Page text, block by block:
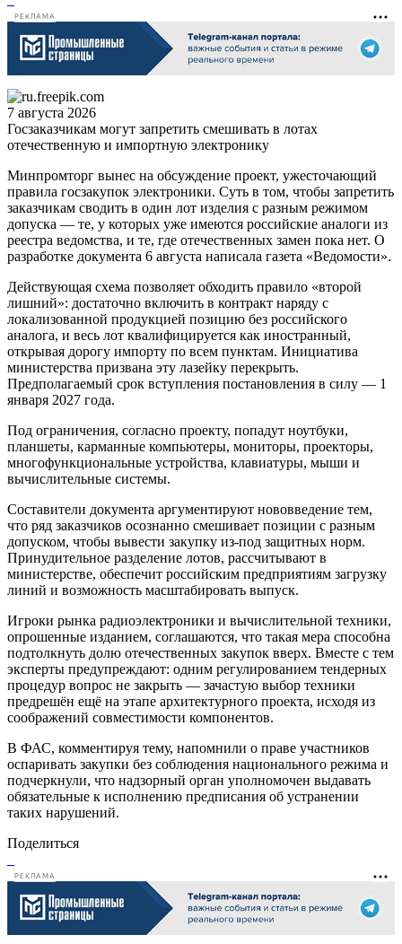
РЕКЛАМА
7 августа 2026
Госзаказчикам могут запретить смешивать в лотах
отечественную и импортную электронику
Минпромторг вынес на обсуждение проект, ужесточающий
правила госзакупок электроники. Суть в том, чтобы запретить
заказчикам сводить в один лот изделия с разным режимом
допуска — те, у которых уже имеются российские аналоги из
реестра ведомства, и те, где отечественных замен пока нет. О
разработке документа 6 августа написала газета «Ведомости».
Действующая схема позволяет обходить правило «второй
лишний»: достаточно включить в контракт наряду с
локализованной продукцией позицию без российского
аналога, и весь лот квалифицируется как иностранный,
открывая дорогу импорту по всем пунктам. Инициатива
министерства призвана эту лазейку перекрыть.
Предполагаемый срок вступления постановления в силу — 1
января 2027 года.
Под ограничения, согласно проекту, попадут ноутбуки,
планшеты, карманные компьютеры, мониторы, проекторы,
многофункциональные устройства, клавиатуры, мыши и
вычислительные системы.
Составители документа аргументируют нововведение тем,
что ряд заказчиков осознанно смешивает позиции с разным
допуском, чтобы вывести закупку из-под защитных норм.
Принудительное разделение лотов, рассчитывают в
министерстве, обеспечит российским предприятиям загрузку
линий и возможность масштабировать выпуск.
Игроки рынка радиоэлектроники и вычислительной техники,
опрошенные изданием, соглашаются, что такая мера способна
подтолкнуть долю отечественных закупок вверх. Вместе с тем
эксперты предупреждают: одним регулированием тендерных
процедур вопрос не закрыть — зачастую выбор техники
предрешён ещё на этапе архитектурного проекта, исходя из
соображений совместимости компонентов.
В ФАС, комментируя тему, напомнили о праве участников
оспаривать закупки без соблюдения национального режима и
подчеркнули, что надзорный орган уполномочен выдавать
обязательные к исполнению предписания об устранении
таких нарушений.
Поделиться
РЕКЛАМА